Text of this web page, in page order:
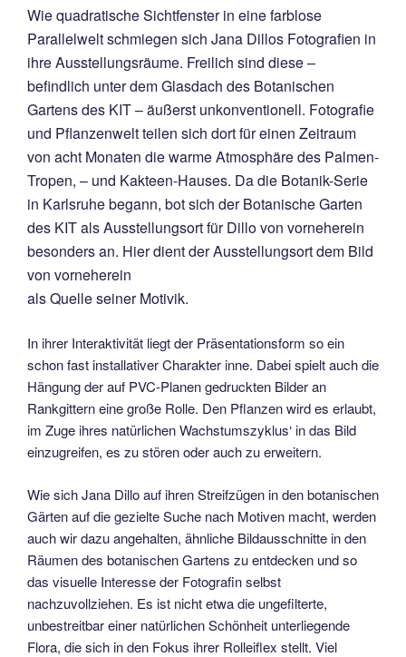
Wie quadratische Sichtfenster in eine farblose
Parallelwelt schmiegen sich Jana Dillos Fotografien in
ihre Ausstellungsräume. Freilich sind diese –
befindlich unter dem Glasdach des Botanischen
Gartens des KIT – äußerst unkonventionell. Fotografie
und Pflanzenwelt teilen sich dort für einen Zeitraum
von acht Monaten die warme Atmosphäre des Palmen-
Tropen, – und Kakteen-Hauses. Da die Botanik-Serie
in Karlsruhe begann, bot sich der Botanische Garten
des KIT als Ausstellungsort für Dillo von vorneherein
besonders an. Hier dient der Ausstellungsort dem Bild
von vorneherein
als Quelle seiner Motivik.
In ihrer Interaktivität liegt der Präsentationsform so ein
schon fast installativer Charakter inne. Dabei spielt auch die
Hängung der auf PVC-Planen gedruckten Bilder an
Rankgittern eine große Rolle. Den Pflanzen wird es erlaubt,
im Zuge ihres natürlichen Wachstumszyklus‘ in das Bild
einzugreifen, es zu stören oder auch zu erweitern.
Wie sich Jana Dillo auf ihren Streifzügen in den botanischen
Gärten auf die gezielte Suche nach Motiven macht, werden
auch wir dazu angehalten, ähnliche Bildausschnitte in den
Räumen des botanischen Gartens zu entdecken und so
das visuelle Interesse der Fotografin selbst
nachzuvollziehen. Es ist nicht etwa die ungefilterte,
unbestreitbar einer natürlichen Schönheit unterliegende
Flora, die sich in den Fokus ihrer Rolleiflex stellt. Viel